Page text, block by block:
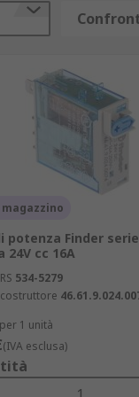
e in
un circuito.
azioni in momenti
costante.
dispositivi
elettriche
potenza Finder serie
24V cc 16A
534-5279
1 unità
(IVA esclusa)